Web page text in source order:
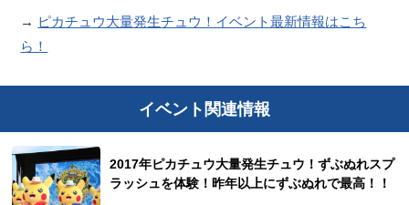
→ ピカチュウ大量発生チュウ！イベント最新情報はこち
ら！
イベント関連情報
2017年ピカチュウ大量発生チュウ！ずぶぬれスプ
ラッシュを体験！昨年以上にずぶぬれで最高！！